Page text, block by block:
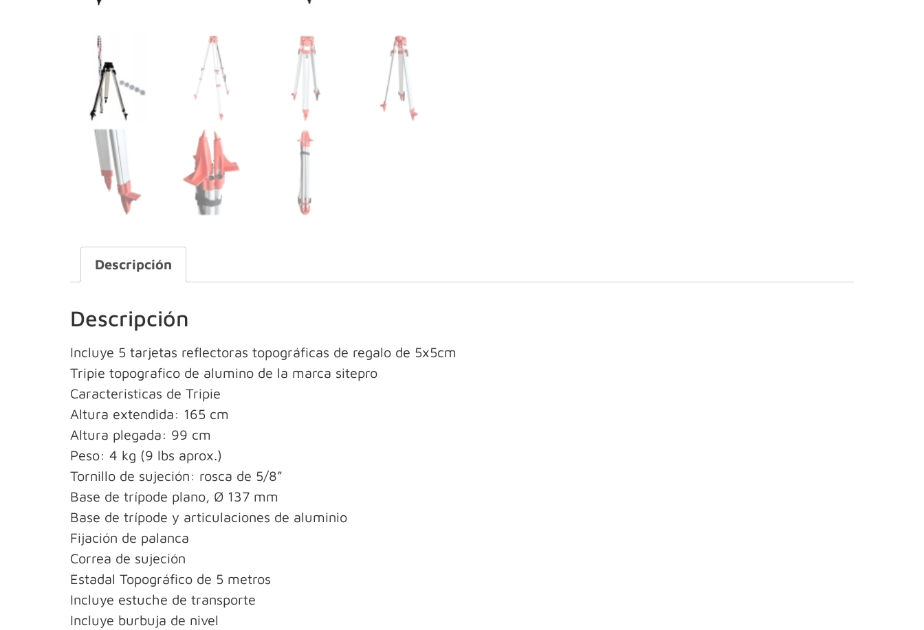
Descripción
Descripción
Incluye 5 tarjetas reflectoras topográficas de regalo de 5x5cm
Tripie topografico de alumino de la marca sitepro
Caracteristicas de Tripie
Altura extendida: 165 cm
Altura plegada: 99 cm
Peso: 4 kg (9 lbs aprox.)
Tornillo de sujeción: rosca de 5/8”
Base de trípode plano, Ø 137 mm
Base de trípode y articulaciones de aluminio
Fijación de palanca
Correa de sujeción
Estadal Topográfico de 5 metros
Incluye estuche de transporte
Incluye burbuja de nivel